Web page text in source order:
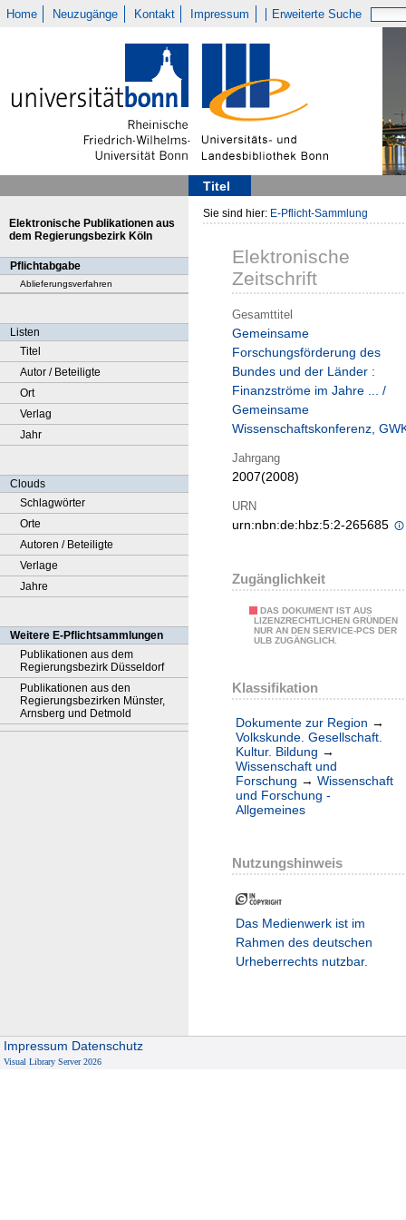
Home Neuzugänge Kontakt Impressum Erweiterte Suche
Titel
Elektronische Publikationen aus
dem Regierungsbezirk Köln
Pflichtabgabe
Ablieferungsverfahren
Listen
Titel
Autor / Beteiligte
Ort
Verlag
Jahr
Clouds
Schlagwörter
Orte
Autoren / Beteiligte
Verlage
Jahre
Weitere E-Pflichtsammlungen
Publikationen aus dem
Regierungsbezirk Düsseldorf
Publikationen aus den
Regierungsbezirken Münster,
Arnsberg und Detmold
Sie sind hier: E-Pflicht-Sammlung
Elektronische
Zeitschrift
Gesamttitel
Gemeinsame
Forschungsförderung des
Bundes und der Länder :
Finanzströme im Jahre ... /
Gemeinsame
Wissenschaftskonferenz,
Jahrgang
2007(2008)
URN
urn:nbn:de:hbz:5:2-265685
Zugänglichkeit
DAS DOKUMENT IST AUS
LIZENZRECHTLICHEN GRÜNDEN
NUR AN DEN SERVICE-PCS DER
ULB ZUGÄNGLICH.
Klassifikation
Dokumente zur Region →
Volkskunde. Gesellschaft.
Kultur. Bildung →
Wissenschaft und
Forschung → Wissenschaft
und Forschung -
Allgemeines
Nutzungshinweis
Das Medienwerk ist im
Rahmen des deutschen
Urheberrechts nutzbar.
Impressum Datenschutz
Visual Library Server 2026